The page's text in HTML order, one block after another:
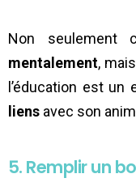
Non seulement
mentalement,
l’éducation est un
liens avec son
5. Remplir un